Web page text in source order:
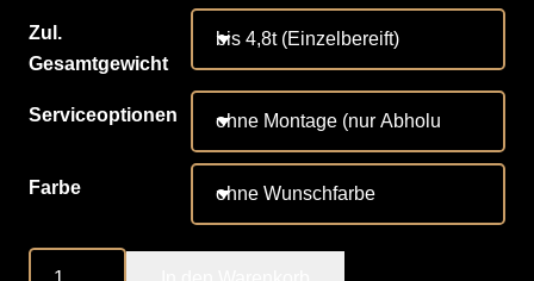
Zul.
Gesamtgewicht
Serviceoptionen
Farbe